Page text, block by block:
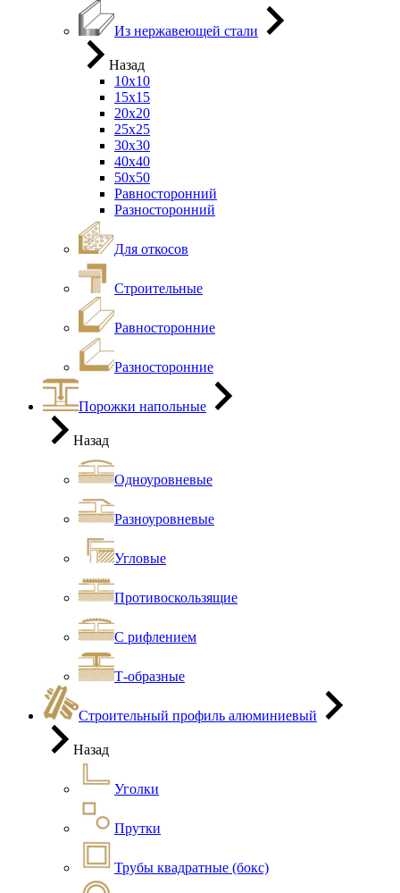
Из нержавеющей стали
Назад
10х10
15х15
20х20
25х25
30х30
40х40
50х50
Равносторонний
Разносторонний
Для откосов
Строительные
Равносторонние
Разносторонние
Порожки напольные
Назад
Одноуровневые
Разноуровневые
Угловые
Противоскользящие
С рифлением
Т-образные
Строительный профиль алюминиевый
Назад
Уголки
Прутки
Трубы квадратные (бокс)